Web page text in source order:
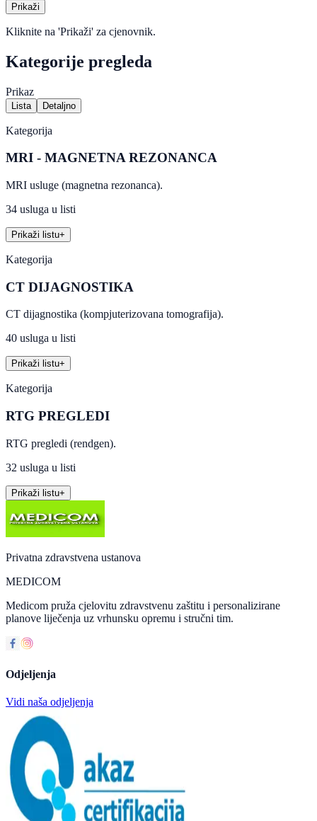
Prikaži
Kliknite na 'Prikaži' za cjenovnik.
Kategorije pregleda
Prikaz
Lista Detaljno
Kategorija
MRI - MAGNETNA REZONANCA
MRI usluge (magnetna rezonanca).
34 usluga u listi
Prikaži listu+
Kategorija
CT DIJAGNOSTIKA
CT dijagnostika (kompjuterizovana tomografija).
40 usluga u listi
Prikaži listu+
Kategorija
RTG PREGLEDI
RTG pregledi (rendgen).
32 usluga u listi
Prikaži listu+
Privatna zdravstvena ustanova
MEDICOM
Medicom pruža cjelovitu zdravstvenu zaštitu i personalizirane
planove liječenja uz vrhunsku opremu i stručni tim.
Odjeljenja
Vidi naša odjeljenja